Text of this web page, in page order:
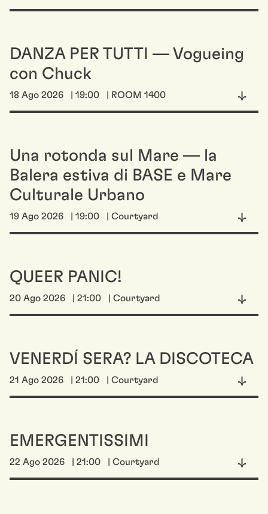
DANZA PER TUTTI — Vogueing
con Chuck
18 Ago 2026 | 19:00 | ROOM 1400
Una rotonda sul Mare — la
Balera estiva di BASE e Mare
Culturale Urbano
19 Ago 2026 | 19:00 | Courtyard
QUEER PANIC!
20 Ago 2026 | 21:00 | Courtyard
VENERDÍ SERA? LA DISCOTECA
21 Ago 2026 | 21:00 | Courtyard
EMERGENTISSIMI
22 Ago 2026 | 21:00 | Courtyard